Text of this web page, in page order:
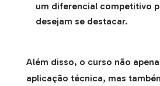
um diferencial competitivo
desejam se destacar.
Além disso, o curso não
aplicação técnica, mas